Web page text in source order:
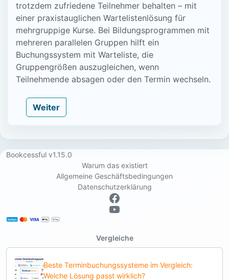
trotzdem zufriedene Teilnehmer behalten – mit
einer praxistauglichen Wartelistenlösung für
mehrgruppige Kurse. Bei Bildungsprogrammen mit
mehreren parallelen Gruppen hilft ein
Buchungssystem mit Warteliste, die
Gruppengrößen auszugleichen, wenn
Teilnehmende absagen oder den Termin wechseln.
Weiter
Bookcessful v1.15.0
Warum das existiert
Allgemeine Geschäftsbedingungen
Datenschutzerklärung
Vergleiche
Beste Terminbuchungssysteme im Vergleich:
Welche Lösung passt wirklich?